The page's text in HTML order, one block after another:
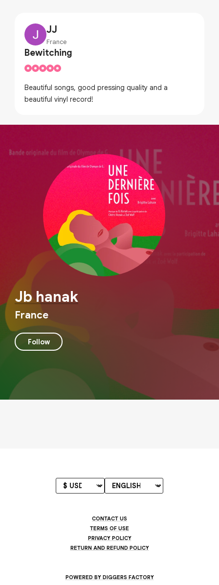
JJ
France
Bewitching
Beautiful songs, good pressing quality and a
beautiful vinyl record!
Jb hanak
France
Follow
CONTACT US
TERMS OF USE
PRIVACY POLICY
RETURN AND REFUND POLICY
POWERED BY DIGGERS FACTORY